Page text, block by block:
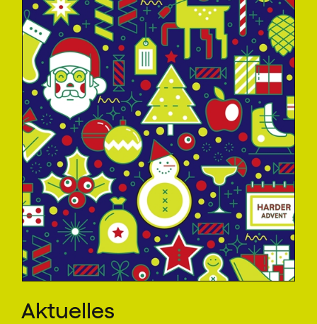
Aktuelles